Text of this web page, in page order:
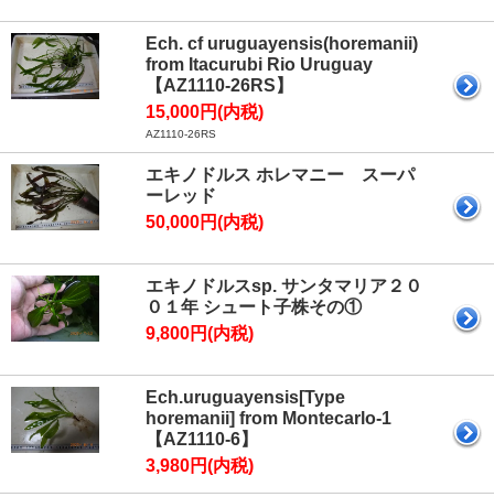
Ech. cf uruguayensis(horemanii)
from Itacurubi Rio Uruguay
【AZ1110-26RS】
15,000円(内税)
AZ1110-26RS
エキノドルス ホレマニー スーパ
ーレッド
50,000円(内税)
エキノドルスsp. サンタマリア２０
０１年 シュート子株その①
9,800円(内税)
Ech.uruguayensis[Type
horemanii] from Montecarlo-1
【AZ1110-6】
3,980円(内税)